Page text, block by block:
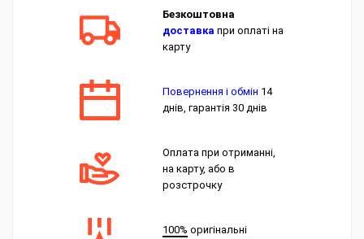
Безкоштовна
доставка при оплаті на
карту
Повернення і обмін 14
днів, гарантія 30 днів
Оплата при отриманні,
на карту, або в
розстрочку
100% оригінальні